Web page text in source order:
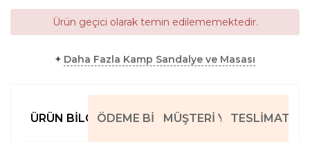
Ürün geçici olarak temin edilememektedir.
+ Daha Fazla Kamp Sandalye ve Masası
ÜRÜN BILGILERIÖDEME BILGILERIMÜŞTERI YORUMLARI
TESLIMAT